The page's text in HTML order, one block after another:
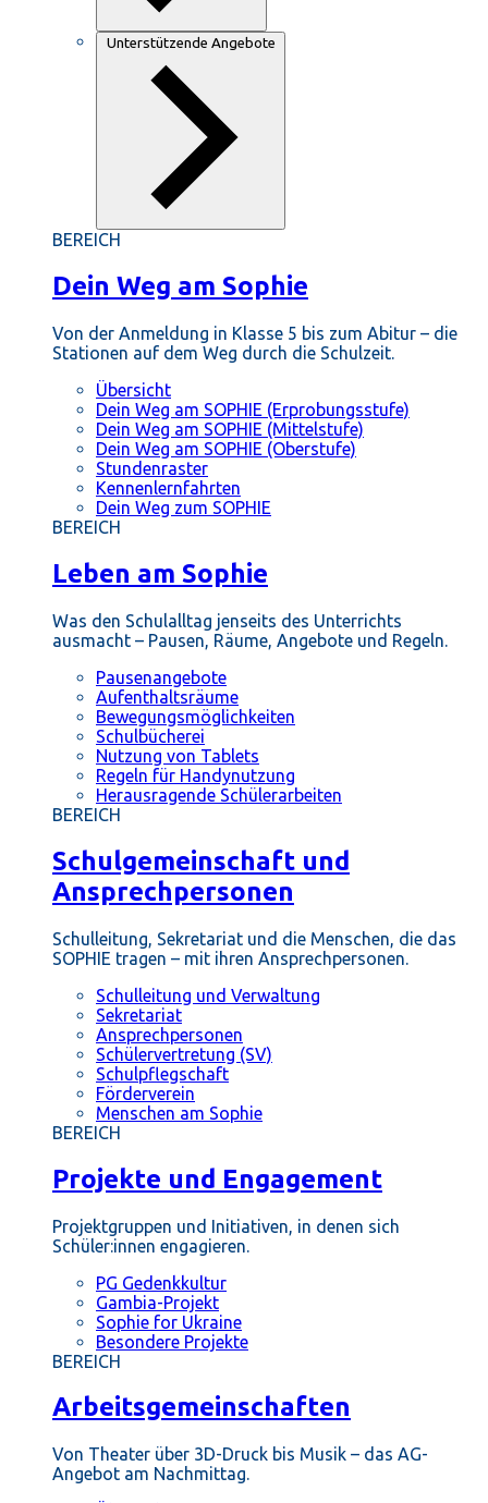
Unterstützende Angebote
BEREICH
Dein Weg am Sophie
Von der Anmeldung in Klasse 5 bis zum Abitur – die
Stationen auf dem Weg durch die Schulzeit.
Übersicht
Dein Weg am SOPHIE (Erprobungsstufe)
Dein Weg am SOPHIE (Mittelstufe)
Dein Weg am SOPHIE (Oberstufe)
Stundenraster
Kennenlernfahrten
Dein Weg zum SOPHIE
BEREICH
Leben am Sophie
Was den Schulalltag jenseits des Unterrichts
ausmacht – Pausen, Räume, Angebote und Regeln.
Pausenangebote
Aufenthaltsräume
Bewegungsmöglichkeiten
Schulbücherei
Nutzung von Tablets
Regeln für Handynutzung
Herausragende Schülerarbeiten
BEREICH
Schulgemeinschaft und
Ansprechpersonen
Schulleitung, Sekretariat und die Menschen, die das
SOPHIE tragen – mit ihren Ansprechpersonen.
Schulleitung und Verwaltung
Sekretariat
Ansprechpersonen
Schülervertretung (SV)
Schulpflegschaft
Förderverein
Menschen am Sophie
BEREICH
Projekte und Engagement
Projektgruppen und Initiativen, in denen sich
Schüler:innen engagieren.
PG Gedenkkultur
Gambia-Projekt
Sophie for Ukraine
Besondere Projekte
BEREICH
Arbeitsgemeinschaften
Von Theater über 3D-Druck bis Musik – das AG-
Angebot am Nachmittag.